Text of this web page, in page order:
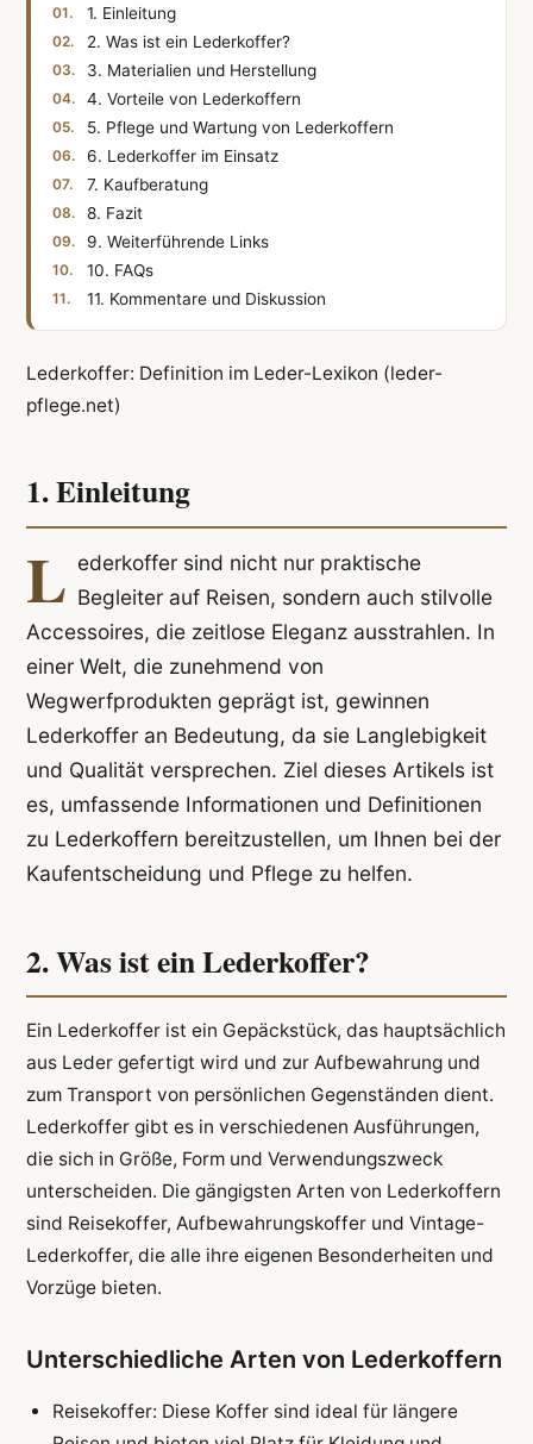
1. Einleitung
2. Was ist ein Lederkoffer?
3. Materialien und Herstellung
4. Vorteile von Lederkoffern
5. Pflege und Wartung von Lederkoffern
6. Lederkoffer im Einsatz
7. Kaufberatung
8. Fazit
9. Weiterführende Links
10. FAQs
11. Kommentare und Diskussion
Lederkoffer: Definition im Leder-Lexikon (leder-
pflege.net)
1. Einleitung
L ederkoffer sind nicht nur praktische
Begleiter auf Reisen, sondern auch stilvolle
Accessoires, die zeitlose Eleganz ausstrahlen. In
einer Welt, die zunehmend von
Wegwerfprodukten geprägt ist, gewinnen
Lederkoffer an Bedeutung, da sie Langlebigkeit
und Qualität versprechen. Ziel dieses Artikels ist
es, umfassende Informationen und Definitionen
zu Lederkoffern bereitzustellen, um Ihnen bei der
Kaufentscheidung und Pflege zu helfen.
2. Was ist ein Lederkoffer?
Ein Lederkoffer ist ein Gepäckstück, das hauptsächlich
aus Leder gefertigt wird und zur Aufbewahrung und
zum Transport von persönlichen Gegenständen dient.
Lederkoffer gibt es in verschiedenen Ausführungen,
die sich in Größe, Form und Verwendungszweck
unterscheiden. Die gängigsten Arten von Lederkoffern
sind Reisekoffer, Aufbewahrungskoffer und Vintage-
Lederkoffer, die alle ihre eigenen Besonderheiten und
Vorzüge bieten.
Unterschiedliche Arten von Lederkoffern
Reisekoffer: Diese Koffer sind ideal für längere